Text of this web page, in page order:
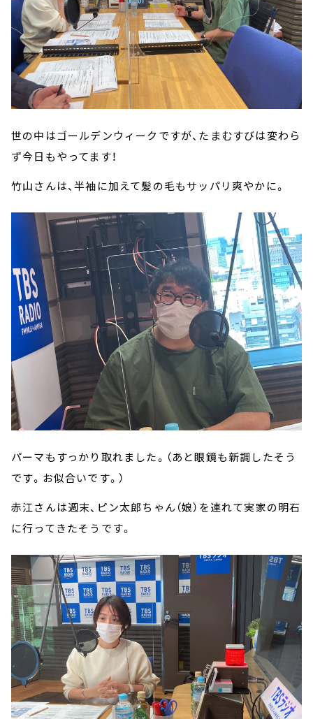
世の中はゴールデンウィークですが、たまむすびは変わら
ず今日もやってます！
竹山さんは、半袖に加えて髪の毛もサッパリ爽やかに。
パーマもすっかり取れました。（あと眼鏡も新調したそう
です。お似合いです。）
赤江さんは週末、ピン太郎ちゃん（娘）を連れて実家の明石
に行ってきたそうです。